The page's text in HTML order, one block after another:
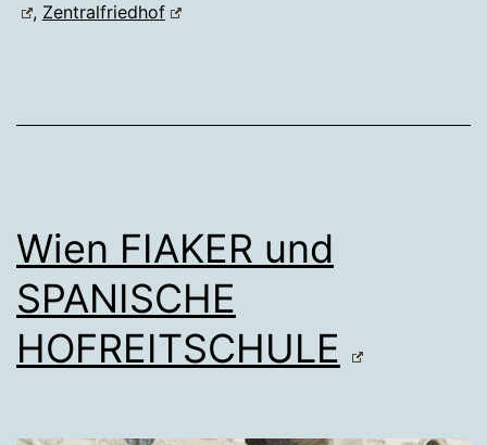
, Zentralfriedhof
Wien FIAKER und
SPANISCHE
HOFREITSCHULE